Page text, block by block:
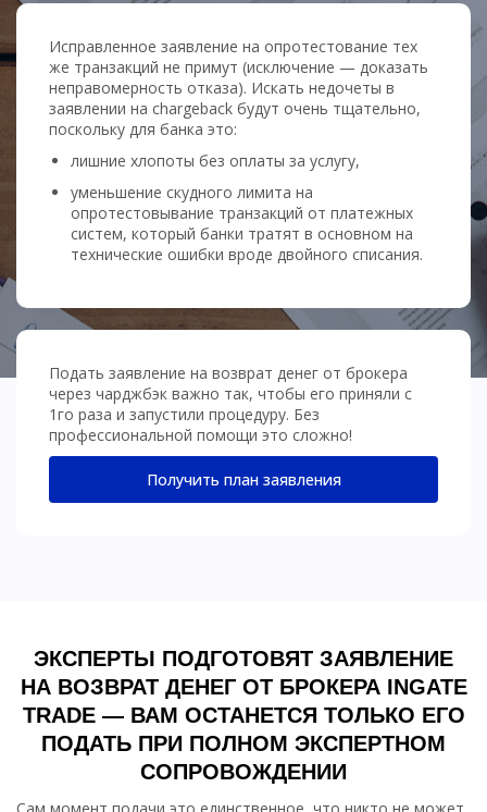
Исправленное заявление на опротестование тех
же транзакций не примут (исключение — доказать
неправомерность отказа). Искать недочеты в
заявлении на chargeback будут очень тщательно,
поскольку для банка это:
лишние хлопоты без оплаты за услугу,
уменьшение скудного лимита на
опротестовывание транзакций от платежных
систем, который банки тратят в основном на
технические ошибки вроде двойного списания.
Подать заявление на возврат денег от брокера
через чарджбэк важно так, чтобы его приняли с
1го раза и запустили процедуру. Без
профессиональной помощи это сложно!
Получить план заявления
ЭКСПЕРТЫ ПОДГОТОВЯТ ЗАЯВЛЕНИЕ
НА ВОЗВРАТ ДЕНЕГ ОТ БРОКЕРА INGATE
TRADE — ВАМ ОСТАНЕТСЯ ТОЛЬКО ЕГО
ПОДАТЬ ПРИ ПОЛНОМ ЭКСПЕРТНОМ
СОПРОВОЖДЕНИИ